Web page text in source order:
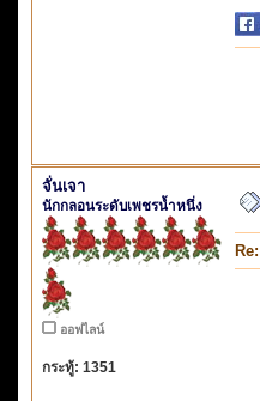
จั่นเจา
นักกลอนระดับเพชรน้ำหนึ่ง
ออฟไลน์
กระทู้: 1351